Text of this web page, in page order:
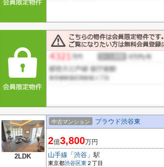
2LDK
中古マンション プラウド渋谷東
2億3,800万円
山手線 「 渋谷 」駅
東京都渋谷区東 ２丁目